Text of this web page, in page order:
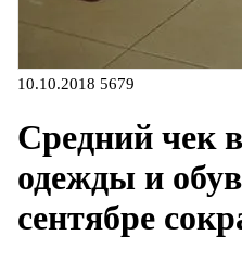
10.10.2018 5679
Средний чек
одежды и
сентябре